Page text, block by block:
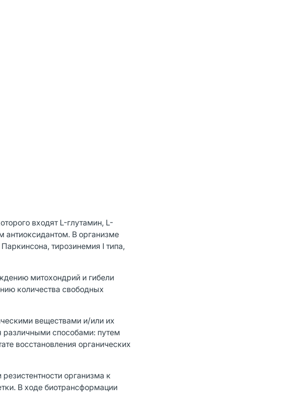
входят L-глутамин, L-
антиоксидантом. В организме
тирозинемия I типа,
митохондрий и гибели
количества свободных
веществами и/или их
различными способами: путем
восстановления органических
организма к
В ходе биотрансформации